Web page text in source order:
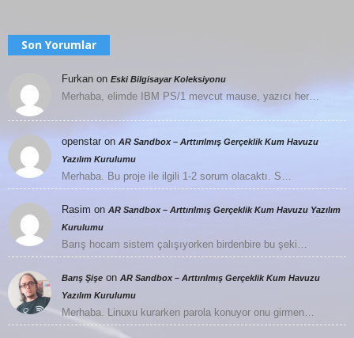
Son Yorumlar
Furkan on Eski Bilgisayar Koleksiyonu
Merhaba, elimde IBM PS/1 mevcut mause, yazıcı her…
openstar on AR Sandbox – Arttırılmış Gerçeklik Kum Havuzu
Yazılım Kurulumu
Merhaba. Bu proje ile ilgili 1-2 sorum olacaktı. S…
Rasim on AR Sandbox – Arttırılmış Gerçeklik Kum Havuzu Yazılım
Kurulumu
Barış hocam sistem çalışıyorken birdenbire bu şeki…
Barış Şişe on AR Sandbox – Arttırılmış Gerçeklik Kum Havuzu
Yazılım Kurulumu
Merhaba. Linuxu kurarken parola konuyor onu girmen…